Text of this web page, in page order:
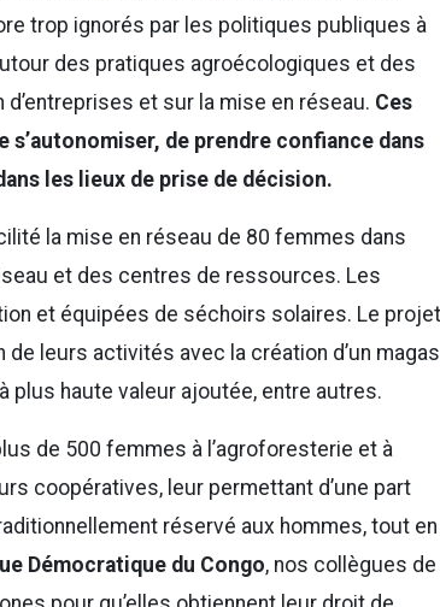
trop ignorés par les politiques publiques à
des pratiques agroécologiques et des
et sur la mise en réseau. Ces
de prendre confiance dans
les lieux de prise de décision.
la mise en réseau de 80 femmes dans
et des centres de ressources. Les
et équipées de séchoirs solaires. Le projet
leurs activités avec la création d’un
haute valeur ajoutée, entre autres.
de 500 femmes à l’agroforesterie et à
coopératives, leur permettant d’une part
réservé aux hommes, tout en
Démocratique du Congo, nos collègues de